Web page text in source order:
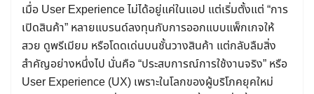
เมื่อ User Experience ไม่ได้อยู่แค่ในแอป แต่เริ่มตั้งแต่ “การ
เปิดสินค้า” หลายแบรนด์ลงทุนกับการออกแบบแพ็กเกจให้
สวย ดูพรีเมียม หรือโดดเด่นบนชั้นวางสินค้า แต่กลับลืมสิ่ง
สำคัญอย่างหนึ่งไป นั่นคือ “ประสบการณ์การใช้งานจริง” หรือ
User Experience (UX) เพราะในโลกของผู้บริโภคยุคใหม่